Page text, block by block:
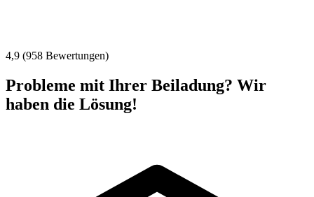
4,9 (958 Bewertungen)
Probleme mit Ihrer Beiladung? Wir
haben die Lösung!